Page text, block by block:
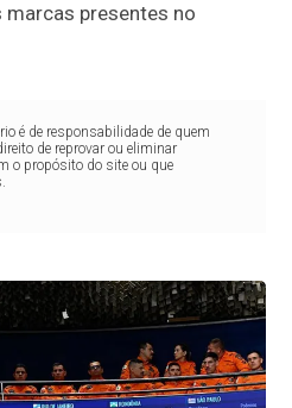
marcas presentes no
é de responsabilidade de quem
de reprovar ou eliminar
o propósito do site ou que